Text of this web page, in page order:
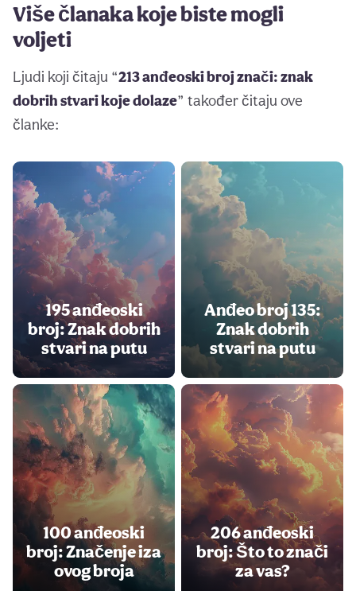
Više članaka koje biste mogli
voljeti
Ljudi koji čitaju “213 anđeoski broj znači: znak
dobrih stvari koje dolaze” također čitaju ove
članke:
195 anđeoski
broj: Znak dobrih
stvari na putu
Anđeo broj 135:
Znak dobrih
stvari na putu
100 anđeoski
broj: Značenje iza
ovog broja
206 anđeoski
broj: Što to znači
za vas?